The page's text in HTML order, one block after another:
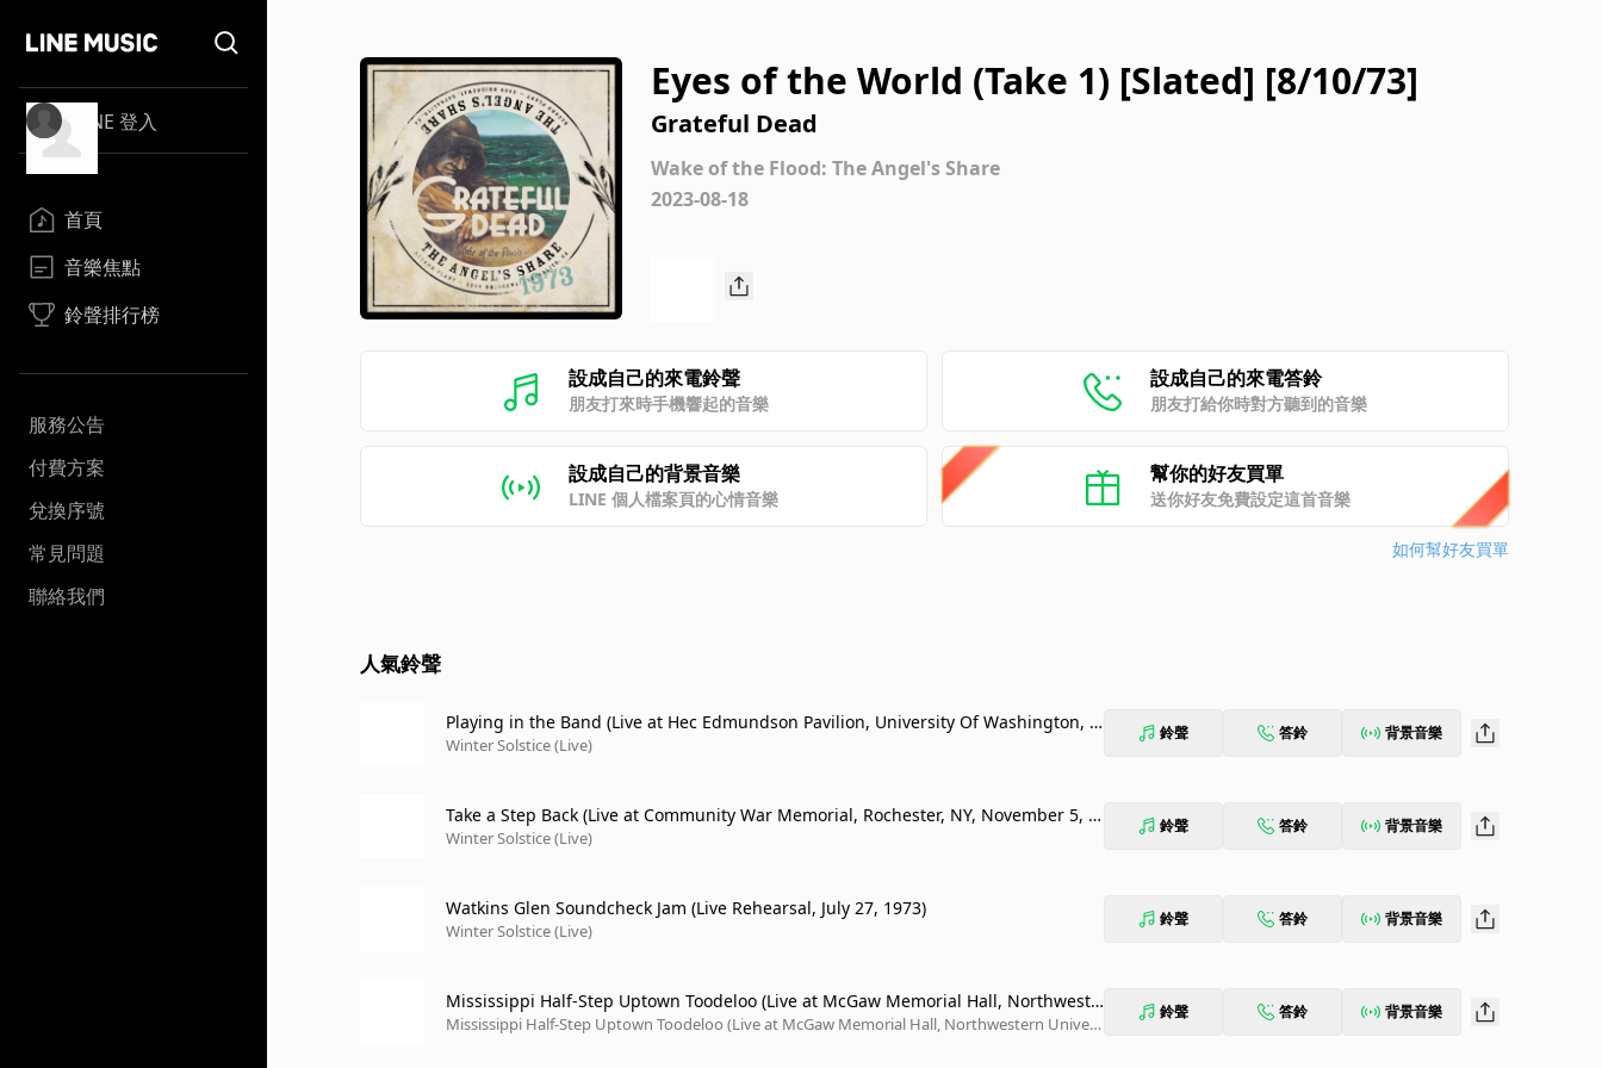
LINE 登入
首頁
音樂焦點
鈴聲排行榜
服務公告
付費方案
兌換序號
常見問題
聯絡我們
Eyes of the World (Take 1) [Slated] [8/10/73]
Grateful Dead
Wake of the Flood: The Angel's Share
2023-08-18
設成自己的來電鈴聲
朋友打來時手機響起的音樂
設成自己的來電答鈴
朋友打給你時對方聽到的音樂
設成自己的背景音樂
LINE 個人檔案頁的心情音樂
幫你的好友買單
送你好友免費設定這首音樂
如何幫好友買單
人氣鈴聲
Playing in the Band (Live at Hec Edmundson Pavilion, University Of Washington, S
eattle, WA 5/21/74)
Winter Solstice (Live)
鈴聲 答鈴 背景音樂
Take a Step Back (Live at Community War Memorial, Rochester, NY, November 5, 1
977)
Winter Solstice (Live)
鈴聲 答鈴 背景音樂
Watkins Glen Soundcheck Jam (Live Rehearsal, July 27, 1973)
Winter Solstice (Live)
鈴聲 答鈴 背景音樂
Mississippi Half-Step Uptown Toodeloo (Live at McGaw Memorial Hall, Northweste
rn University, Evanston, IL, 11/1/73)
Mississippi Half-Step Uptown Toodeloo (Live at McGaw Memorial Hall, Northwestern Univers
鈴聲 答鈴 背景音樂